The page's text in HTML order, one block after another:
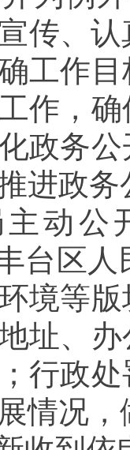
传、认
工作
作，
政务
进政务
主动公
台区人
境等
址、
； 行政
情况，